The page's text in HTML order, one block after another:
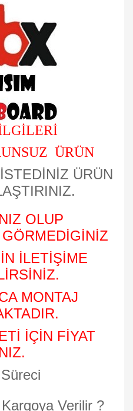
ÜRÜN
ÜRÜN
OLUP
İLETİŞİME
MONTAJ
İÇİN FİYAT
Verilir ?